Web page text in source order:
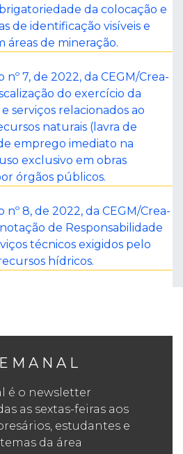
da colocação e
de identificação visíveis e
áreas de mineração.
nº 7, de 2022, da CEGM/Crea-
do exercício da
serviços relacionados ao
naturais (lavra de
emprego imediato na
exclusivo em obras
órgãos públicos.
nº 8, de 2022, da CEGM/Crea-
de Responsabilidade
técnicos exigidos pelo
hídricos.
é o newsletter
as sextas-feiras aos
estudantes e
da área